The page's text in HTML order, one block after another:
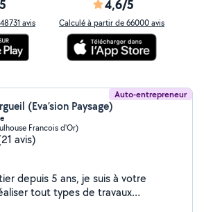
avis
4,6/5
Calculé à partir de 66000 avis
Auto-entrepreneur
(Eva’sion Paysage)
Francois d'Or)
avis)
depuis 5 ans, je suis à votre
tout types de travaux